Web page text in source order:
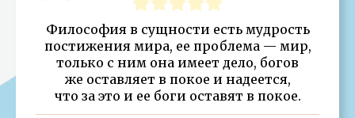
Философия в сущности есть мудрость
постижения мира, ее проблема — мир,
только с ним она имеет дело, богов
же оставляет в покое и надеется,
что за это и ее боги оставят в покое.